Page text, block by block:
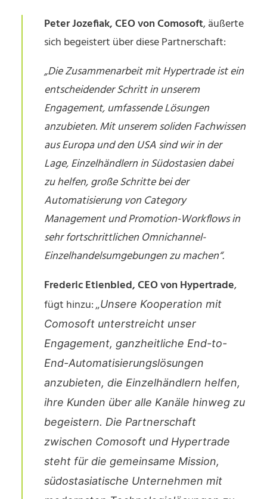
Peter Jozefiak, CEO von Comosoft, äußerte
sich begeistert über diese Partnerschaft:
„Die Zusammenarbeit mit Hypertrade ist ein
entscheidender Schritt in unserem
Engagement, umfassende Lösungen
anzubieten. Mit unserem soliden Fachwissen
aus Europa und den USA sind wir in der
Lage, Einzelhändlern in Südostasien dabei
zu helfen, große Schritte bei der
Automatisierung von Category
Management und Promotion-Workflows in
sehr fortschrittlichen Omnichannel-
Einzelhandelsumgebungen zu machen“.
Frederic Etienbled, CEO von Hypertrade,
fügt hinzu:„Unsere Kooperation mit
Comosoft unterstreicht unser
Engagement, ganzheitliche End-to-
End-Automatisierungslösungen
anzubieten, die Einzelhändlern helfen,
ihre Kunden über alle Kanäle hinweg zu
begeistern. Die Partnerschaft
zwischen Comosoft und Hypertrade
steht für die gemeinsame Mission,
südostasiatische Unternehmen mit